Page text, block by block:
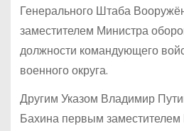
Генерального Штаба
заместителем Министра
должности командующего
военного округа.
Другим Указом Владимир
Бахина первым